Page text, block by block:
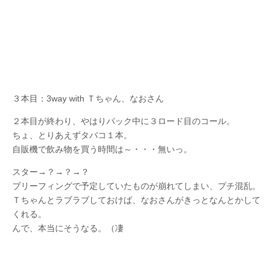
３本目：3way with Ｔちゃん、なおさん
２本目が終わり、やはりパック中に３ロード目のコール。
ちょ、とりあえずタバコ１本。
自販機で飲み物を買う時間は～・・・無いっ。
スター→？→？→？
ブリーフィングで予定していたものが崩れてしまい、プチ混乱。
Ｔちゃんとラブラブしておけば、なおさんがきっとなんとかして
くれる。
んで、本当にそうなる。（凄